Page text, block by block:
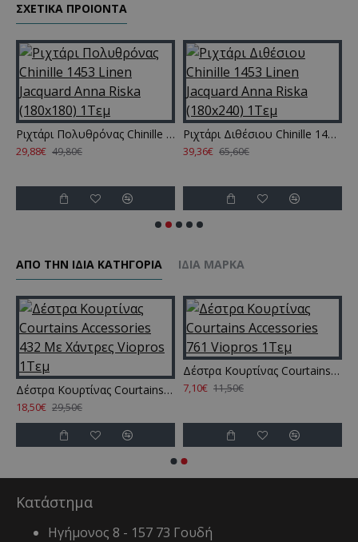
ΣΧΕΤΙΚΑ ΠΡΟΙΟΝΤΑ
Ριχτάρι Πολυθρόνας Chinille 1453 Linen Jacquard Anna Riska (180x180) 1Τεμ
29,88€ 49,80€
Ριχτάρι Διθέσιου Chinille 1453 Linen Jacquard Anna Riska (180x240) 1Τεμ
39,36€ 65,60€
ΑΠΌ ΤΗΝ ΊΔΙΑ ΚΑΤΗΓΌΡΙΑ ΊΔΙΑ ΜΆΡΚΑ
Δέστρα Κουρτίνας Courtains Accessories 432 Με Χάντρες Viopros 1Τεμ
18,50€ 29,50€
Δέστρα Κουρτίνας Courtains Accessories 761 Viopros 1Τεμ
7,10€ 11,50€
Κατάστημα
Ηγήμονος 8 - 157 73 Γουδή